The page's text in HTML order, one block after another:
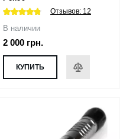
Отзывов: 12
В наличии
2 000 грн.
КУПИТЬ